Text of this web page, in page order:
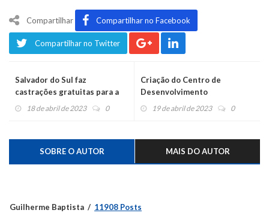
Compartilhar Compartilhar no Facebook
Compartilhar no Twitter
Salvador do Sul faz
castrações gratuitas para a
população de baixa renda
18 de abril de 2023 0
Criação do Centro de
Desenvolvimento
Multidisciplinar Caiense
19 de abril de 2023 0
SOBRE O AUTOR MAIS DO AUTOR
Guilherme Baptista 11908 Posts